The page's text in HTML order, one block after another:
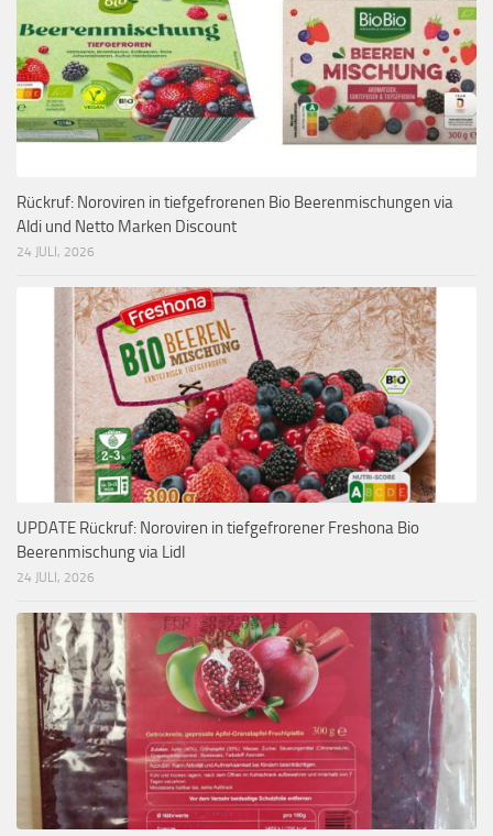
Rückruf: Noroviren in tiefgefrorenen Bio Beerenmischungen via
Aldi und Netto Marken Discount
24 JULI, 2026
UPDATE Rückruf: Noroviren in tiefgefrorener Freshona Bio
Beerenmischung via Lidl
24 JULI, 2026